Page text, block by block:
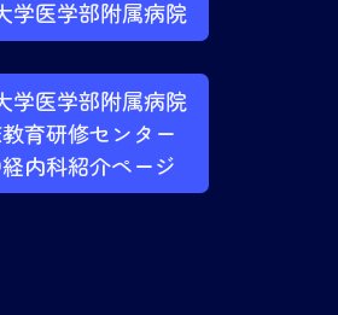
学医学部附属病院
学医学部附属病院
育研修センター
内科紹介ページ